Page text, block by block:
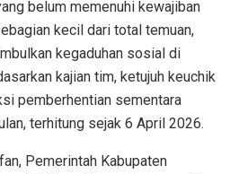
belum memenuhi kewajiban
kecil dari total temuan,
kegaduhan sosial di
kajian tim, ketujuh keuchik
pemberhentian sementara
terhitung sejak 6 April 2026.
Pemerintah Kabupaten